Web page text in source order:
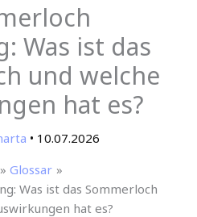
Was ist das
und welche
hat es?
• 10.07.2026
Glossar
Was ist das Sommerloch
hat es?